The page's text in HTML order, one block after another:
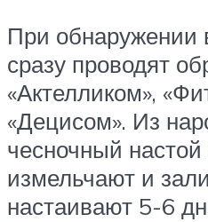
При обнаружении
сразу проводят
«Актелликом»,
«Децисом». Из
чесночный настой
измельчают и
настаивают 5-6